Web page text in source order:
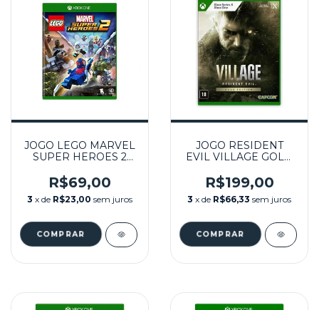
JOGO LEGO MARVEL
SUPER HEROES 2
ONE
R$69,00
3 x de R$23,00 sem juros
JOGO RESIDENT
EVIL VILLAGE GOLD
- XBOX ONE E SERIES
X
R$199,00
3 x de R$66,33 sem juros